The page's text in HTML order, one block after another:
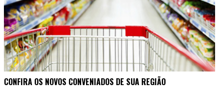
CONFIRA OS NOVOS CONVENIADOS DE SUA REGIÃO